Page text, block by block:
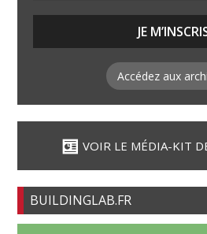
Accédez aux
VOIR LE MÉDIA-KIT
BUILDINGLAB.FR